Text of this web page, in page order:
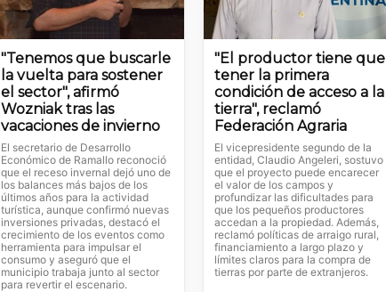
"Tenemos que buscarle
la vuelta para sostener
el sector", afirmó
Wozniak tras las
vacaciones de invierno
El secretario de Desarrollo
Económico de Ramallo reconoció
que el receso invernal dejó uno de
los balances más bajos de los
últimos años para la actividad
turística, aunque confirmó nuevas
inversiones privadas, destacó el
crecimiento de los eventos como
herramienta para impulsar el
consumo y aseguró que el
municipio trabaja junto al sector
para revertir el escenario.
"El productor tiene que
tener la primera
condición de acceso a la
tierra", reclamó
Federación Agraria
El vicepresidente segundo de la
entidad, Claudio Angeleri, sostuvo
que el proyecto puede encarecer
el valor de los campos y
profundizar las dificultades para
que los pequeños productores
accedan a la propiedad. Además,
reclamó políticas de arraigo rural,
financiamiento a largo plazo y
límites claros para la compra de
tierras por parte de extranjeros.